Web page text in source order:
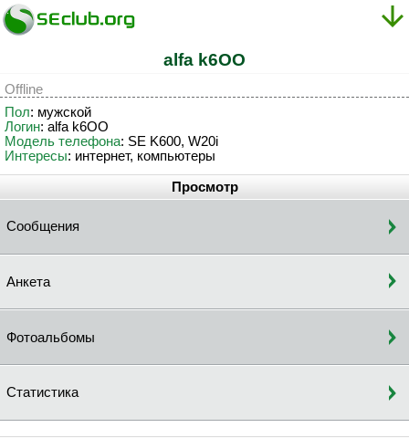
alfa k6OO
Offline
Пол: мужской
Логин: alfa k6OO
Модель телефона: SE K600, W20i
Интересы: интернет, компьютеры
Просмотр
Сообщения
Анкета
Фотоальбомы
Статистика